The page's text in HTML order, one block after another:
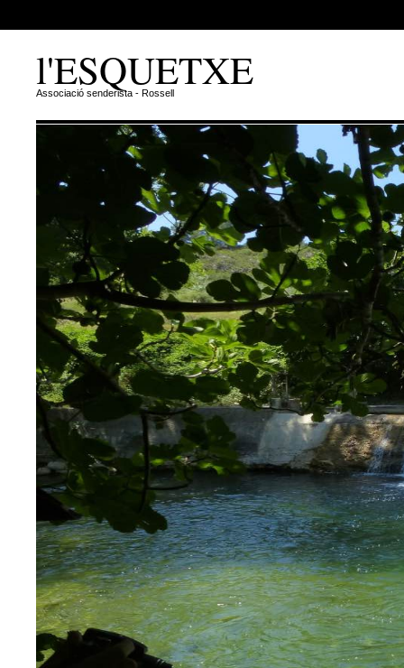
l'ESQUETXE
Associació senderista - Rossell